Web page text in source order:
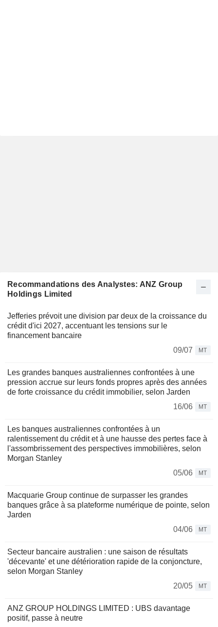
Recommandations des Analystes: ANZ Group
Holdings Limited
Jefferies prévoit une division par deux de la croissance du
crédit d'ici 2027, accentuant les tensions sur le
financement bancaire
09/07
MT
Les grandes banques australiennes confrontées à une
pression accrue sur leurs fonds propres après des années
de forte croissance du crédit immobilier, selon Jarden
16/06
MT
Les banques australiennes confrontées à un
ralentissement du crédit et à une hausse des pertes face à
l'assombrissement des perspectives immobilières, selon
Morgan Stanley
05/06
MT
Macquarie Group continue de surpasser les grandes
banques grâce à sa plateforme numérique de pointe, selon
Jarden
04/06
MT
Secteur bancaire australien : une saison de résultats
'décevante' et une détérioration rapide de la conjoncture,
selon Morgan Stanley
20/05
MT
ANZ GROUP HOLDINGS LIMITED : UBS davantage
positif, passe à neutre